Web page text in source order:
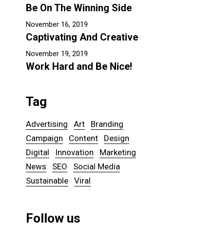
Be On The Winning Side
November 16, 2019
Captivating And Creative
November 19, 2019
Work Hard and Be Nice!
Tag
Advertising Art
Branding
Campaign
Content
Design
Digital
Innovation
Marketing
News
SEO
Social Media
Sustainable
Viral
Follow us